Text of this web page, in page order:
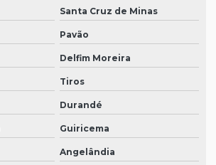
Santa Cruz de Minas
Pavão
Delfim Moreira
Tiros
Durandé
Guiricema
Angelândia